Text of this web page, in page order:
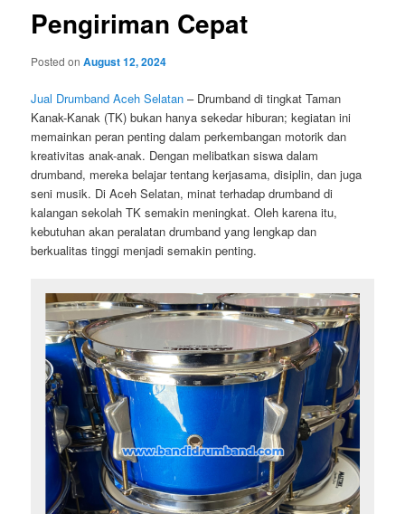
Pengiriman Cepat
Posted onAugust 12, 2024
Jual Drumband Aceh Selatan – Drumband di tingkat Taman
Kanak-Kanak (TK) bukan hanya sekedar hiburan; kegiatan ini
memainkan peran penting dalam perkembangan motorik dan
kreativitas anak-anak. Dengan melibatkan siswa dalam
drumband, mereka belajar tentang kerjasama, disiplin, dan juga
seni musik. Di Aceh Selatan, minat terhadap drumband di
kalangan sekolah TK semakin meningkat. Oleh karena itu,
kebutuhan akan peralatan drumband yang lengkap dan
berkualitas tinggi menjadi semakin penting.